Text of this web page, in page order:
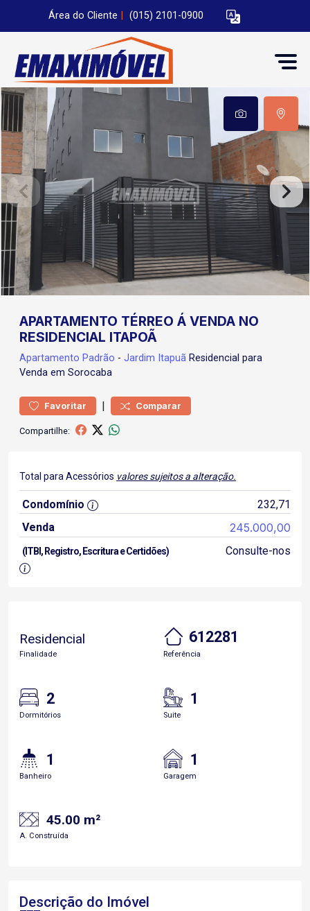
Área do Cliente (015) 2101-0900
APARTAMENTO TÉRREO Á VENDA NO
RESIDENCIAL ITAPOÃ
Apartamento Padrão - Jardim Itapuã Residencial para
Venda em Sorocaba
Favoritar | Comparar
Compartilhe:
Total para Acessórios valores sujeitos a alteração.
Condomínio
232,71
Venda
245.000,00
(ITBI, Registro, Escritura e Certidões) Consulte-nos
Residencial
Finalidade
612281
Referência
2
Dormitórios
1
Suite
1
Banheiro
1
Garagem
45.00 m²
A. Construída
Descrição do Imóvel